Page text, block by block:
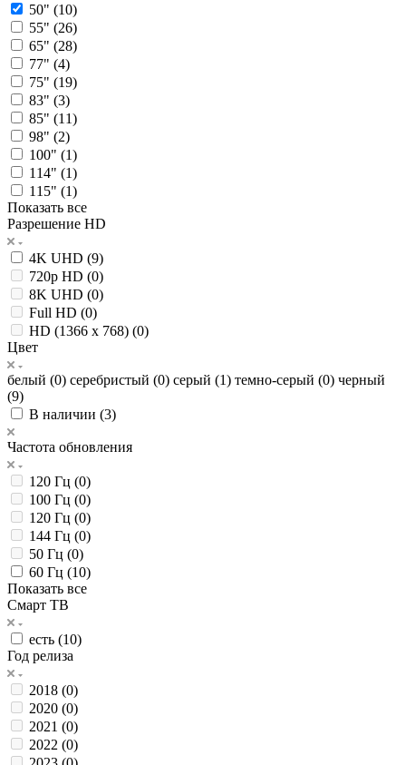
50" (10)
55" (26)
65" (28)
77" (4)
75" (19)
83" (3)
85" (11)
98" (2)
100" (1)
114" (1)
115" (1)
Показать все
Разрешение HD
4K UHD (9)
720p HD (0)
8K UHD (0)
Full HD (0)
HD (1366 x 768) (0)
Цвет
белый (0) серебристый (0) серый (1) темно-серый (0) черный
(9)
В наличии (3)
Частота обновления
120 Гц (0)
100 Гц (0)
120 Гц (0)
144 Гц (0)
50 Гц (0)
60 Гц (10)
Показать все
Смарт ТВ
есть (10)
Год релиза
2018 (0)
2020 (0)
2021 (0)
2022 (0)